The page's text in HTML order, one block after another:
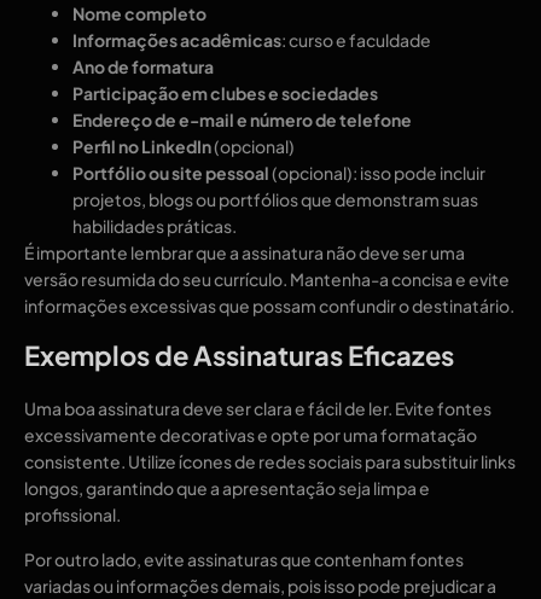
Nome completo
Informações acadêmicas: curso e faculdade
Ano de formatura
Participação em clubes e sociedades
Endereço de e-mail e número de telefone
Perfil no LinkedIn(opcional)
Portfólio ou site pessoal(opcional): isso pode incluir
projetos, blogs ou portfólios que demonstram suas
habilidades práticas.
É importante lembrar que a assinatura não deve ser uma
versão resumida do seu currículo. Mantenha-a concisa e evite
informações excessivas que possam confundir o destinatário.
Exemplos de Assinaturas Eficazes
Uma boa assinatura deve ser clara e fácil de ler. Evite fontes
excessivamente decorativas e opte por uma formatação
consistente. Utilize ícones de redes sociais para substituir links
longos, garantindo que a apresentação seja limpa e
profissional.
Por outro lado, evite assinaturas que contenham fontes
variadas ou informações demais, pois isso pode prejudicar a